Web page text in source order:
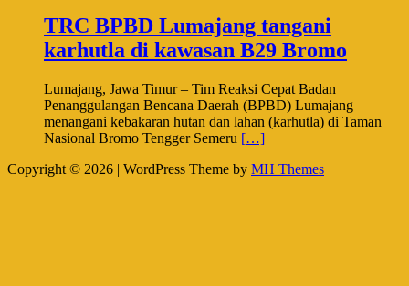
TRC BPBD Lumajang tangani
karhutla di kawasan B29 Bromo
Lumajang, Jawa Timur – Tim Reaksi Cepat Badan
Penanggulangan Bencana Daerah (BPBD) Lumajang
menangani kebakaran hutan dan lahan (karhutla) di Taman
Nasional Bromo Tengger Semeru […]
Copyright © 2026 | WordPress Theme by MH Themes